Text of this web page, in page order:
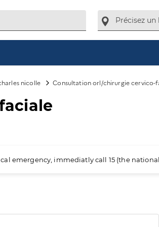
nicolle Consultation orl/chirurgie cervico-
emergency, immediatly call 15 (the